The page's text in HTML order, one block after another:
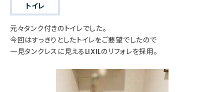
トイレ
元々タンク付きのトイレでした。
今回はすっきりとしたトイレをご要望でしたので
一見タンクレスに見えるLIXILのリフォレを採用。